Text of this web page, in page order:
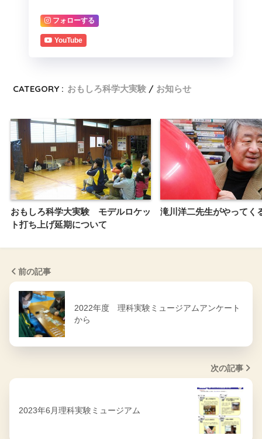
フォローする
YouTube
CATEGORY : おもしろ科学大実験 お知らせ
おもしろ科学大実験 モデルロケッ
ト打ち上げ延期について
滝川洋二先生がやってく
前の記事
2022年度 理科実験ミュージアムアンケート
から
次の記事
2023年6月理科実験ミュージアム